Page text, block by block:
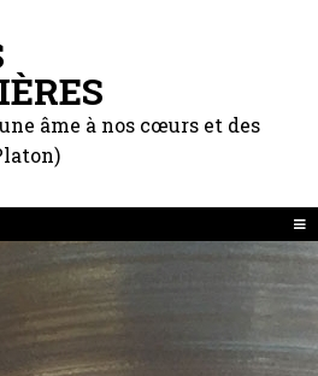
âme à nos cœurs et des